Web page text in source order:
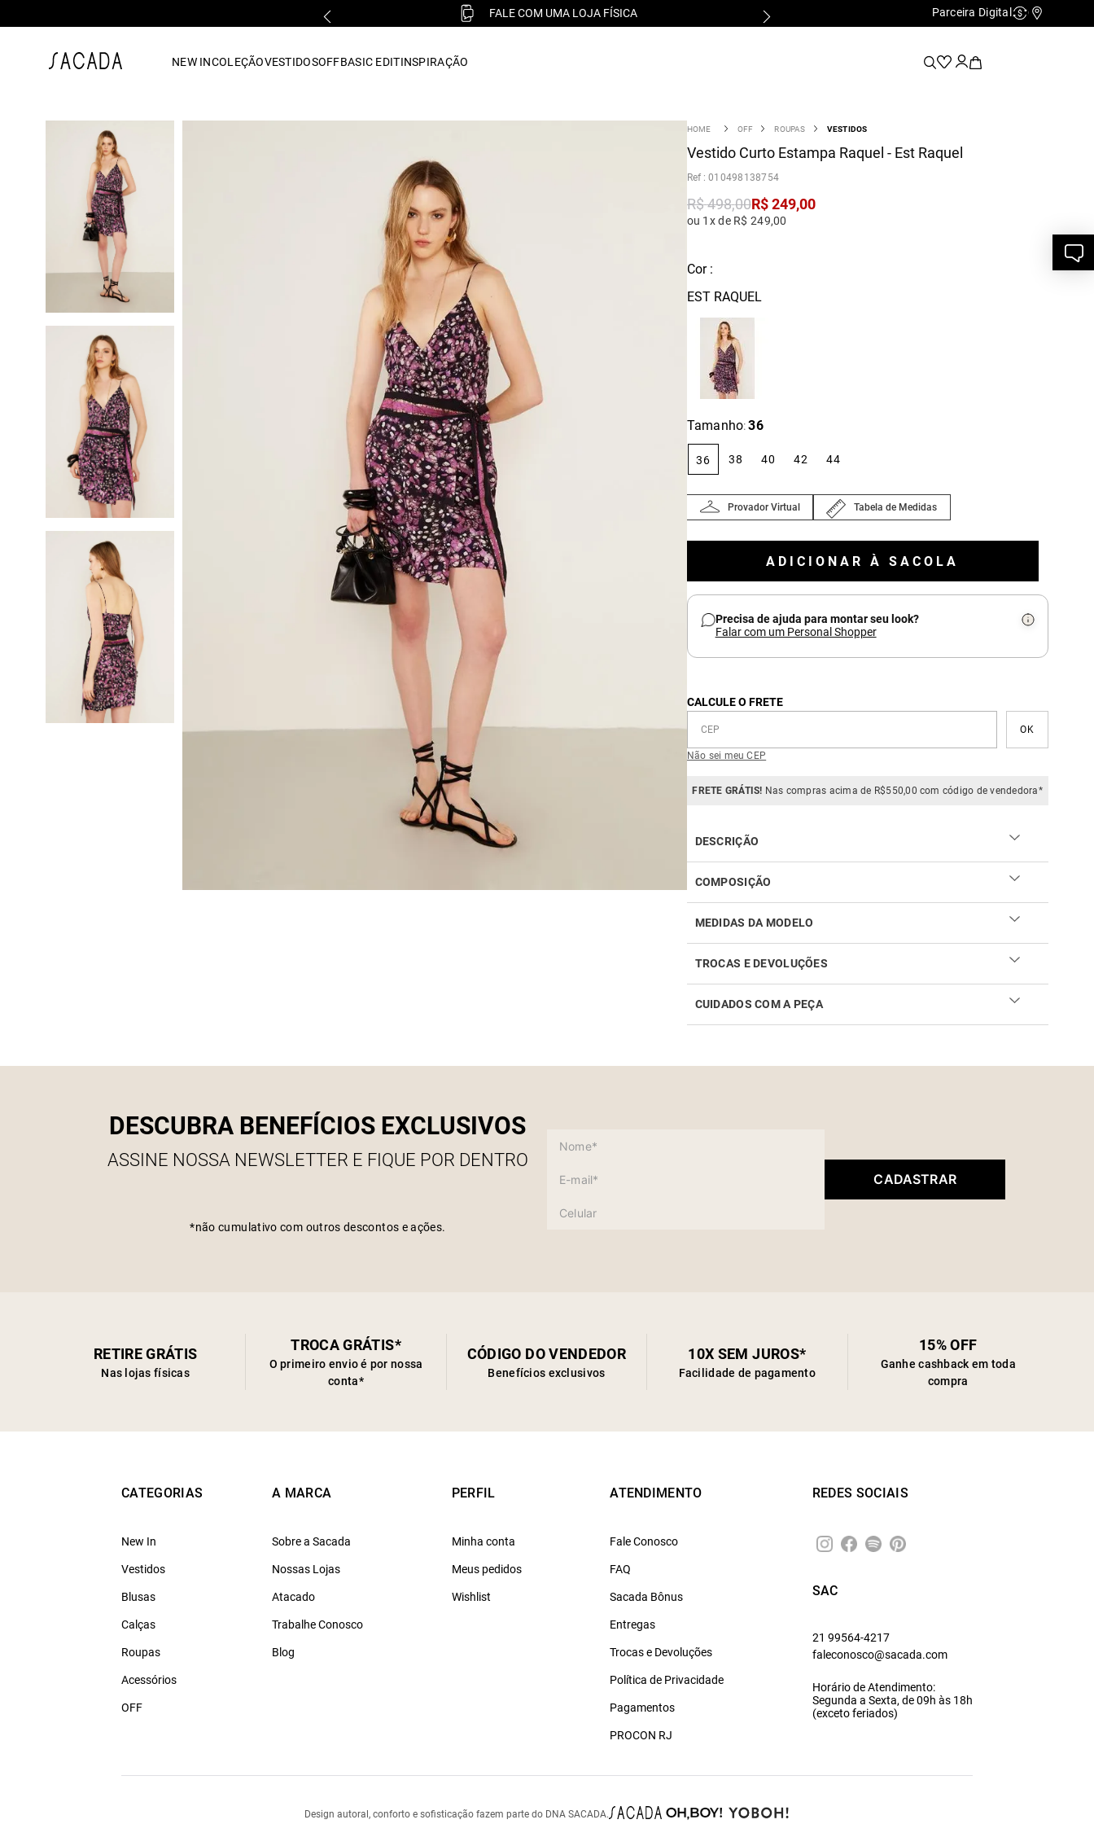
FALE COM UMA LOJA FÍSICA Parceira Digital Cashback
NEW INCOLEÇÃOVESTIDOSOFFBASIC EDITINSPIRAÇÃO
OFF ROUPAS VESTIDOS
Vestido Curto Estampa Raquel - Est Raquel
:010498138754
R$498,00R$ 249,00
ou 1x de R$ 249,00
Cor :
EST RAQUEL
Tamanho: 36
36 38 40 42 44
Provador Virtual Tabela de Medidas
ADICIONAR À SACOLA
Precisa de ajuda para montar seu look?
Falar com um Personal Shopper
CALCULE O FRETE
Não sei meu CEP
FRETE GRÁTIS! Nas compras acima de R$550,00 com código de vendedora*
DESCRIÇÃO
COMPOSIÇÃO
MEDIDAS DA MODELO
TROCAS E DEVOLUÇÕES
Realizar sua troca ou devolução é fácil. Confira maiores
informações nolink
CUIDADOS COM A PEÇA
DESCUBRA BENEFÍCIOS EXCLUSIVOS
ASSINE NOSSA NEWSLETTER E FIQUE POR DENTRO
*não cumulativo com outros descontos e ações.
CADASTRAR
RETIRE GRÁTIS
Nas lojas físicas
TROCA GRÁTIS*
O primeiro envio é por nossa
conta*
CÓDIGO DO VENDEDOR
Benefícios exclusivos
10X SEM JUROS*
Facilidade de pagamento
15% OFF
Ganhe cashback em toda
compra
CATEGORIAS
New In
Vestidos
Blusas
Calças
Roupas
Acessórios
OFF
A MARCA
Sobre a Sacada
Nossas Lojas
Atacado
Trabalhe Conosco
Blog
PERFIL
Minha conta
Meus pedidos
Wishlist
ATENDIMENTO
Fale Conosco
FAQ
Sacada Bônus
Entregas
Trocas e Devoluções
Política de Privacidade
Pagamentos
PROCON RJ
REDES SOCIAIS
SAC
21 99564-4217
faleconosco@sacada.com
Horário de Atendimento:
Segunda a Sexta, de 09h às 18h
(exceto feriados)
Design autoral, conforto e sofisticação fazem parte do DNA SACADA.
vestido midi